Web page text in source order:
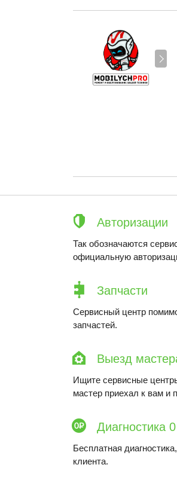
Авторизации
Так обозначаются
официальную
Запчасти
Сервисный центр
запчастей.
Выезд
Ищите сервисные
мастер приехал к вам и
Диагностика
Бесплатная
клиента.